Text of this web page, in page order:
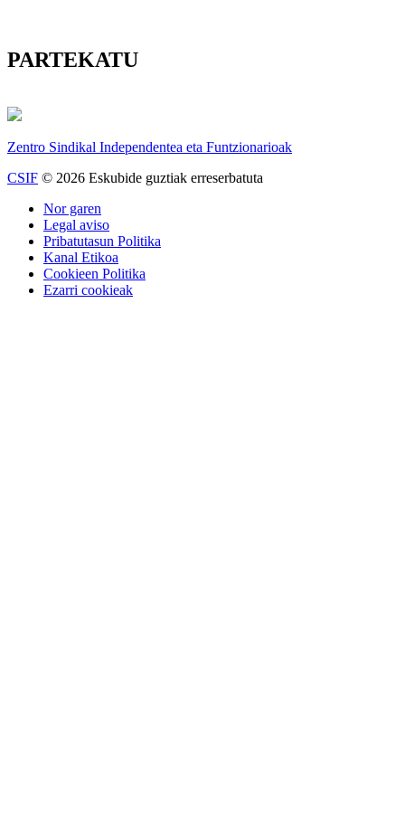
PARTEKATU
Zentro Sindikal Independentea eta Funtzionarioak
CSIF © 2026 Eskubide guztiak erreserbatuta
Nor garen
Legal aviso
Pribatutasun Politika
Kanal Etikoa
Cookieen Politika
Ezarri cookieak